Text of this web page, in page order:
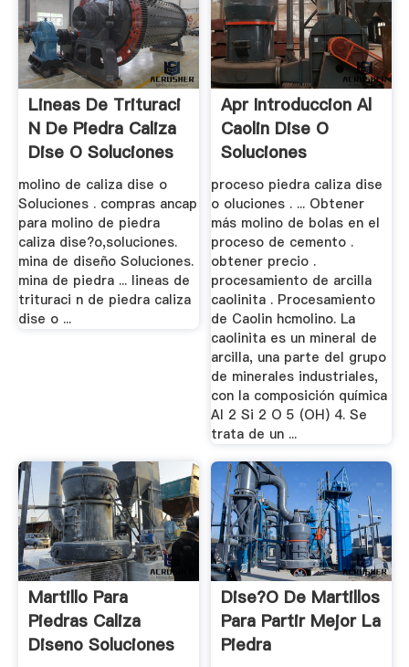
Lineas De Trituraci
N De Piedra Caliza
Dise O Soluciones
molino de caliza dise o
Soluciones . compras ancap
para molino de piedra
caliza dise?o,soluciones.
mina de diseño Soluciones.
mina de piedra ... lineas de
trituraci n de piedra caliza
dise o ...
Apr Introduccion Al
Caolin Dise O
Soluciones
proceso piedra caliza dise
o oluciones . ... Obtener
más molino de bolas en el
proceso de cemento .
obtener precio .
procesamiento de arcilla
caolinita . Procesamiento
de Caolin hcmolino. La
caolinita es un mineral de
arcilla, una parte del grupo
de minerales industriales,
con la composición química
Al 2 Si 2 O 5 (OH) 4. Se
trata de un ...
Martillo Para
Piedras Caliza
Diseno Soluciones
Dise?o De Martillos
Para Partir Mejor La
Piedra